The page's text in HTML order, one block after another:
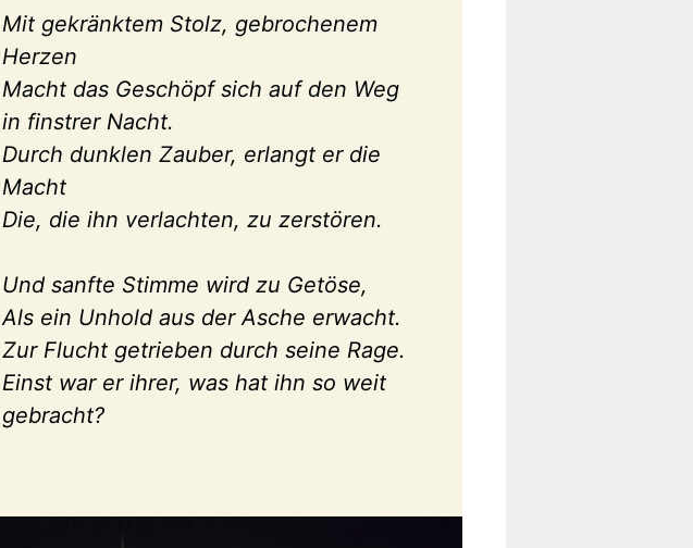
Mit gekränktem Stolz, gebrochenem
Herzen
Macht das Geschöpf sich auf den Weg
in finstrer Nacht.
Durch dunklen Zauber, erlangt er die
Macht
Die, die ihn verlachten, zu zerstören.
Und sanfte Stimme wird zu Getöse,
Als ein Unhold aus der Asche erwacht.
Zur Flucht getrieben durch seine Rage.
Einst war er ihrer, was hat ihn so weit
gebracht?